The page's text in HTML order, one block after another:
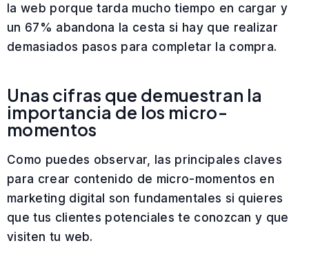
la web porque tarda mucho tiempo en cargar y
un 67% abandona la cesta si hay que realizar
demasiados pasos para completar la compra.
Unas cifras que demuestran la
importancia de los micro-
momentos
Como puedes observar, las principales claves
para crear contenido de micro-momentos en
marketing digital son fundamentales si quieres
que tus clientes potenciales te conozcan y que
visiten tu web.